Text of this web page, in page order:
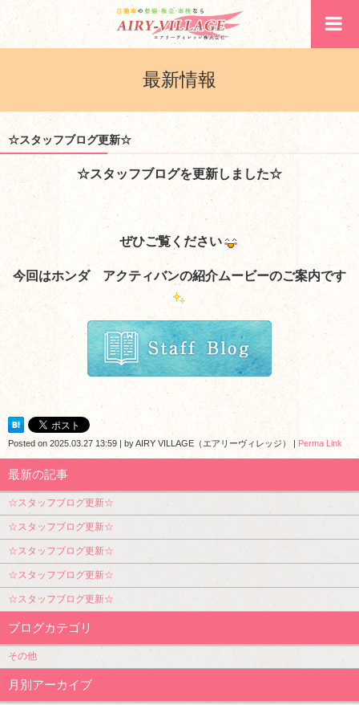
最新情報
☆スタッフブログ更新☆
☆スタッフブログを更新しました☆
ぜひご覧ください
今回はホンダ アクティバンの紹介ムービーのご案内です
Posted on 2025.03.27 13:59 | byAIRY VILLAGE（エアリーヴィレッジ） | Perma Link
最新の記事
☆スタッフブログ更新☆
☆スタッフブログ更新☆
☆スタッフブログ更新☆
☆スタッフブログ更新☆
☆スタッフブログ更新☆
ブログカテゴリ
その他
月別アーカイブ